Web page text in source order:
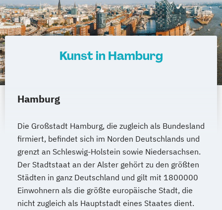
Kunst in Hamburg
Hamburg
Die Großstadt Hamburg, die zugleich als Bundesland
firmiert, befindet sich im Norden Deutschlands und
grenzt an Schleswig-Holstein sowie Niedersachsen.
Der Stadtstaat an der Alster gehört zu den größten
Städten in ganz Deutschland und gilt mit 1800000
Einwohnern als die größte europäische Stadt, die
nicht zugleich als Hauptstadt eines Staates dient.